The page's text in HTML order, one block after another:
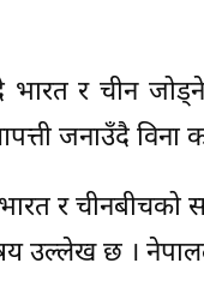
र चीन जोड्ने
जनाउँदै विना
र चीनबीचको
उल्लेख छ ।